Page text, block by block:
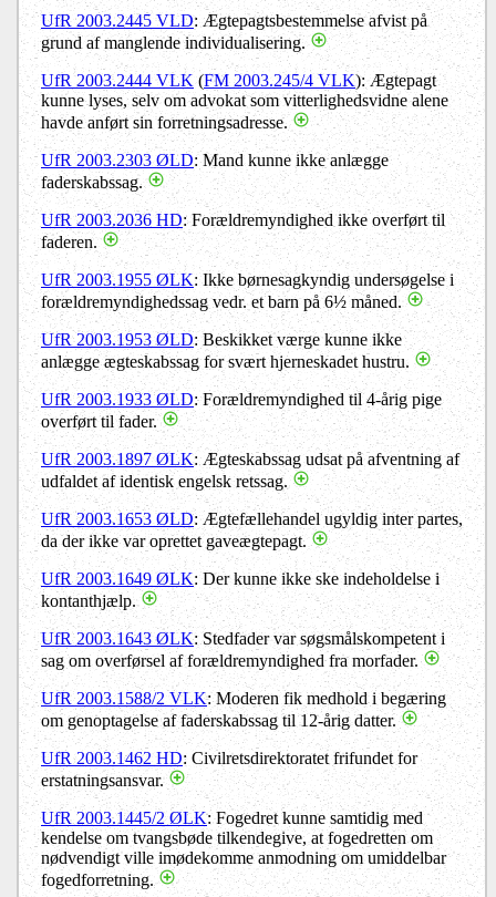
UfR 2003.2445 VLD: Ægtepagtsbestemmelse afvist på
grund af manglende individualisering.
UfR 2003.2444 VLK (FM 2003.245/4 VLK): Ægtepagt
kunne lyses, selv om advokat som vitterlighedsvidne alene
havde anført sin forretningsadresse.
UfR 2003.2303 ØLD: Mand kunne ikke anlægge
faderskabssag.
UfR 2003.2036 HD: Forældremyndighed ikke overført til
faderen.
UfR 2003.1955 ØLK: Ikke børnesagkyndig undersøgelse i
forældremyndighedssag vedr. et barn på 6½ måned.
UfR 2003.1953 ØLD: Beskikket værge kunne ikke
anlægge ægteskabssag for svært hjerneskadet hustru.
UfR 2003.1933 ØLD: Forældremyndighed til 4-årig pige
overført til fader.
UfR 2003.1897 ØLK: Ægteskabssag udsat på afventning af
udfaldet af identisk engelsk retssag.
UfR 2003.1653 ØLD: Ægtefællehandel ugyldig inter partes,
da der ikke var oprettet gaveægtepagt.
UfR 2003.1649 ØLK: Der kunne ikke ske indeholdelse i
kontanthjælp.
UfR 2003.1643 ØLK: Stedfader var søgsmålskompetent i
sag om overførsel af forældremyndighed fra morfader.
UfR 2003.1588/2 VLK: Moderen fik medhold i begæring
om genoptagelse af faderskabssag til 12-årig datter.
UfR 2003.1462 HD: Civilretsdirektoratet frifundet for
erstatningsansvar.
UfR 2003.1445/2 ØLK: Fogedret kunne samtidig med
kendelse om tvangsbøde tilkendegive, at fogedretten om
nødvendigt ville imødekomme anmodning om umiddelbar
fogedforretning.